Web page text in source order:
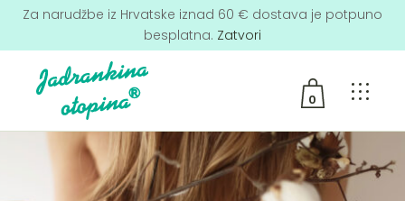
Za narudžbe iz Hrvatske iznad 60 € dostava je potpuno
besplatna. Zatvori
0
No products in the cart.